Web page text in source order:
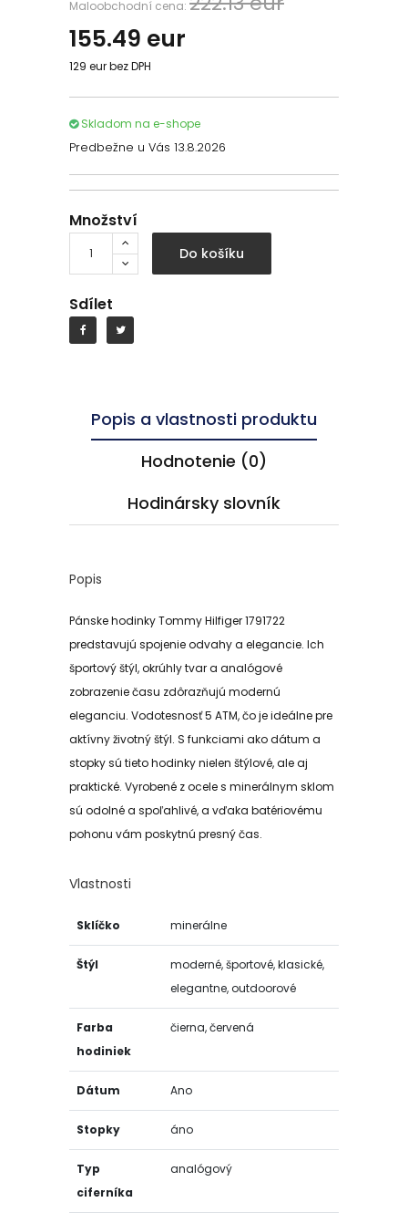
Maloobchodní cena:
155.49 eur
129 eur bez DPH
Skladom na e-shope
Predbežne u Vás 13.8.2026
Množství
Do košíku
Sdílet
Popis a vlastnosti produktu
Hodnotenie (0)
Hodinársky slovník
Popis
Pánske hodinky Tommy Hilfiger 1791722
predstavujú spojenie odvahy a elegancie. Ich
športový štýl, okrúhly tvar a analógové
zobrazenie času zdôrazňujú modernú
eleganciu. Vodotesnosť 5 ATM, čo je ideálne pre
aktívny životný štýl. S funkciami ako dátum a
stopky sú tieto hodinky nielen štýlové, ale aj
praktické. Vyrobené z ocele s minerálnym sklom
sú odolné a spoľahlivé, a vďaka batériovému
pohonu vám poskytnú presný čas.
Vlastnosti
Sklíčko minerálne
Štýl
moderné, športové, klasické,
elegantne, outdoorové
Farba
hodiniek
čierna, červená
Dátum Ano
Stopky áno
Typ
ciferníka
analógový